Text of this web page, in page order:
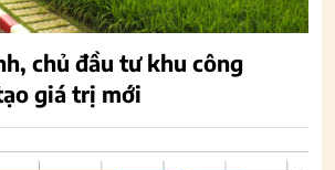
chủ đầu tư khu công
giá trị mới